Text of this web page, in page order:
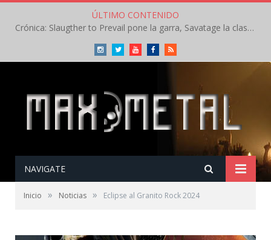
ÚLTIMO CONTENIDO
Crónica: Slaugther to Prevail pone la garra, Savatage la clase en la apertura del Leyendas del Rock – Miércoles – Agosto 2026
InstagramTwitterYoutubeFacebookRSS
NAVIGATE
Inicio » Noticias » Eclipse al Granito Rock 2024